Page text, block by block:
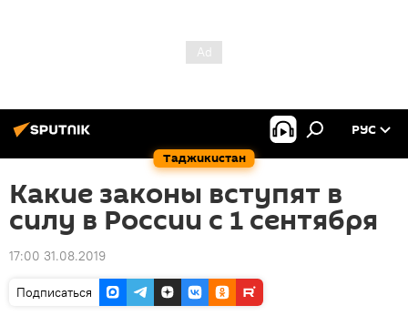
Таджикистан
РУС
Какие законы вступят в
силу в России с 1 сентября
17:00 31.08.2019
Подписаться